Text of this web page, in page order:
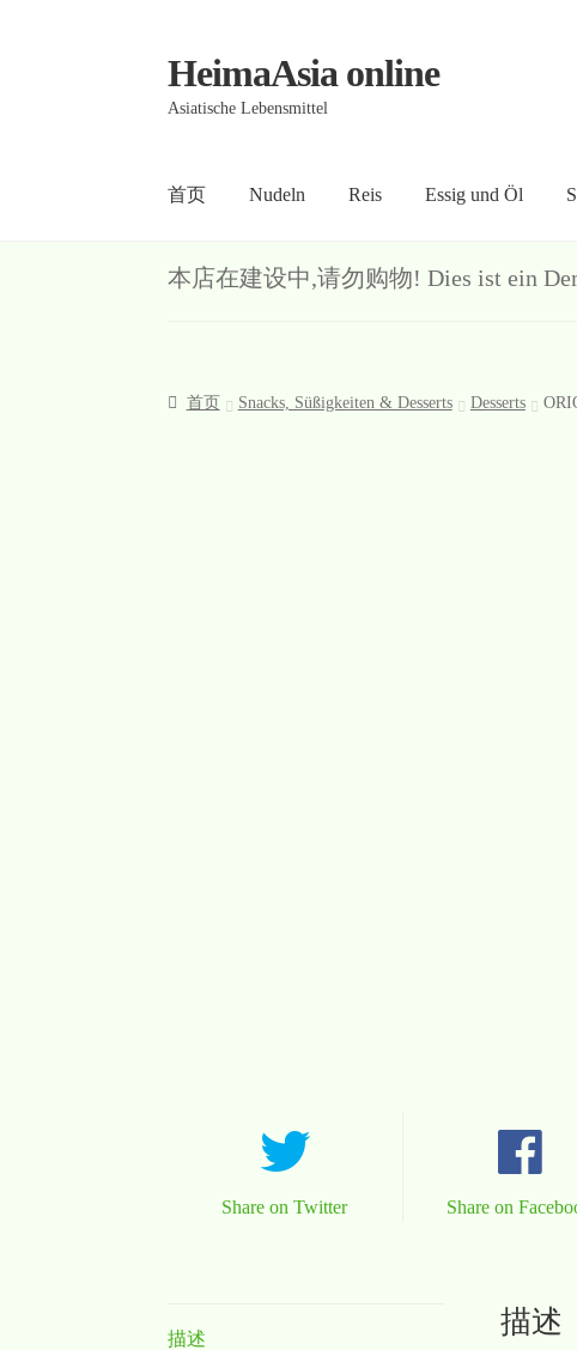
Skip
Skip
HeimaAsia online
Asiatische Lebensmittel
首页 Nudeln Reis Essig und Öl
首页About AGB Contact Datenschutz Kasse Mein
本店在建设中,请勿购物! Dies ist ein
首页 Snacks, Süßigkeiten & Desserts Desserts
Share on Twitter Share on
描述 描述